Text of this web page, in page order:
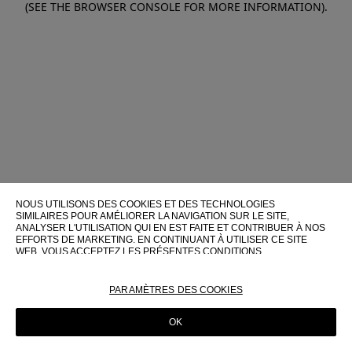
(SEE THE BROWSER CONSOLE FOR MORE INFORMATION).
NOUS UTILISONS DES COOKIES ET DES TECHNOLOGIES
SIMILAIRES POUR AMÉLIORER LA NAVIGATION SUR LE SITE,
ANALYSER L'UTILISATION QUI EN EST FAITE ET CONTRIBUER À NOS
EFFORTS DE MARKETING. EN CONTINUANT À UTILISER CE SITE
WEB, VOUS ACCEPTEZ LES PRÉSENTES CONDITIONS
POUR PLUS D'INFORMATIONS SUR CES TECHNOLOGIES ET LEUR
POLITIQUE EN MATIÈRE DE COOKIES
PARAMÈTRES DES COOKIES
OK